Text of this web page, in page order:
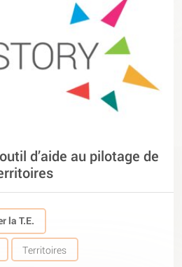
d’aide au pilotage de
la T.E.
Territoires